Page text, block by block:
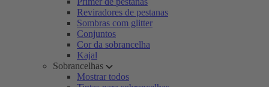
Reviradores de pestanas
Sombras com glitter
Conjuntos
Cor da sobrancelha
Kajal
Sobrancelhas
Mostrar todos